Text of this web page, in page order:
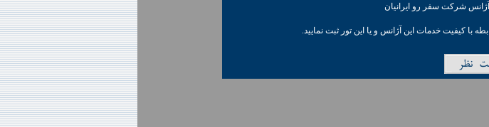
شرکت سفر رو ايرانيان
با کیفیت خدمات این آژانس و یا این تور ثبت نمایید.